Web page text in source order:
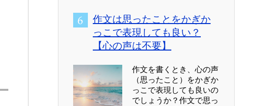
作文は思ったことをかぎか
っこで表現しても良い？
【心の声は不要】
作文を書くとき、心の声
（思ったこと）をかぎか
っこで表現しても良いの
でしょうか？作文で思っ